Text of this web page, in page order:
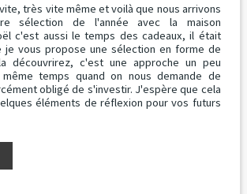
très vite même et voilà que nous arrivons
sélection de l'année avec la maison
c'est aussi le temps des cadeaux, il était
je vous propose une sélection en forme de
découvrirez, c'est une approche un peu
temps quand on nous demande de
obligé de s'investir. J'espère que cela
éléments de réflexion pour vos futurs